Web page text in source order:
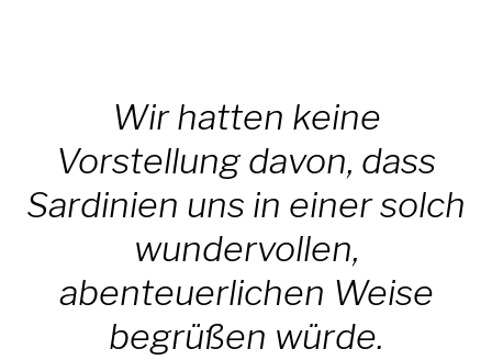
Wir hatten keine
Vorstellung davon, dass
Sardinien uns in einer solch
wundervollen,
abenteuerlichen Weise
begrüßen würde.